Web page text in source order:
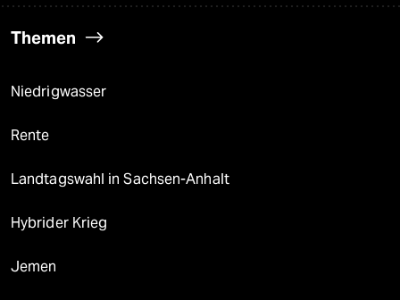
Themen
Niedrigwasser
Rente
Landtagswahl in Sachsen-Anhalt
Hybrider Krieg
Jemen